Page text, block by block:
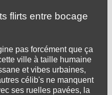
flirts entre bocage
pas forcément que ça
ville à taille humaine
et vibes urbaines,
célib's ne manquent
ses ruelles pavées, la